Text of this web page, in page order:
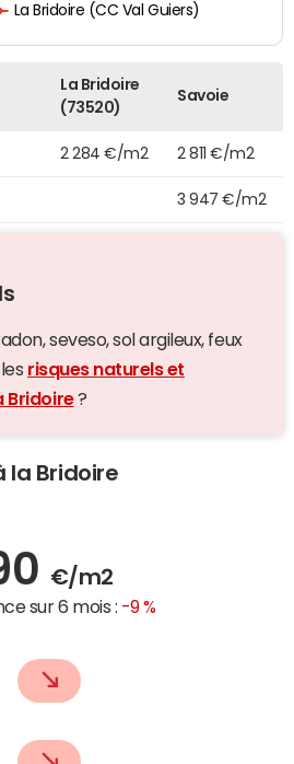
La Bridoire (CC Val Guiers)
La Bridoire
(73520)
Savoie
2 284 €/m2 2 811 €/m2
3 947 €/m2
seveso, sol argileux, feux
risques naturels et
Bridoire?
la Bridoire
€/m2
sur 6 mois : -9 %